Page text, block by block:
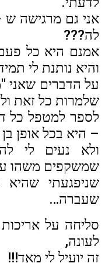
אני גם מרגישה ש
לה???
אמנם היא כל
והיא נותנת לי
על הדברים שאני
שלמרות כל זאת
לספר למטפל כל
– היא בכל אופן
ולא נעים לי
שמשקפים משהו
שניפגעתי
שעברה…
סליחה על
לעונה,
זה יועיל לי מאד!!!